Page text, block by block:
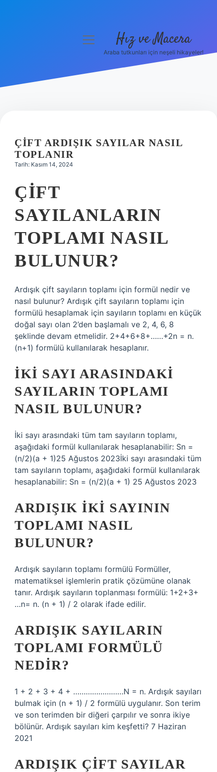
Hakkımızda
menüyü
Hız ve Macera
Araba tutkunları için neşeli hikayeler!
ÇIFT ARDIŞIK SAYILAR NASIL
TOPLANIR
Tarih: Kasım 14, 2024
ÇIFT
SAYILANLARIN
TOPLAMI NASIL
BULUNUR?
Ardışık çift sayıların toplamı için formül nedir ve
nasıl bulunur? Ardışık çift sayıların toplamı için
formülü hesaplamak için sayıların toplamı en küçük
doğal sayı olan 2’den başlamalı ve 2, 4, 6, 8
şeklinde devam etmelidir. 2+4+6+8+……+2n = n.
(n+1) formülü kullanılarak hesaplanır.
İKI SAYI ARASINDAKI
SAYILARIN TOPLAMI
NASIL BULUNUR?
İki sayı arasındaki tüm tam sayıların toplamı,
aşağıdaki formül kullanılarak hesaplanabilir: Sn =
(n/2)(a + 1)25 Ağustos 2023İki sayı arasındaki tüm
tam sayıların toplamı, aşağıdaki formül kullanılarak
hesaplanabilir: Sn = (n/2)(a + 1) 25 Ağustos 2023
ARDIŞIK IKI SAYININ
TOPLAMI NASIL
BULUNUR?
Ardışık sayıların toplamı formülü Formüller,
matematiksel işlemlerin pratik çözümüne olanak
tanır. Ardışık sayıların toplanması formülü: 1+2+3+
…n= n. (n + 1) / 2 olarak ifade edilir.
ARDIŞIK SAYILARIN
TOPLAMI FORMÜLÜ
NEDIR?
1 + 2 + 3 + 4 + ……………………N = n. Ardışık sayıları
bulmak için (n + 1) / 2 formülü uygulanır. Son terim
ve son terimden bir diğeri çarpılır ve sonra ikiye
bölünür. Ardışık sayıları kim keşfetti? 7 Haziran
2021
ARDIŞIK ÇIFT SAYILAR